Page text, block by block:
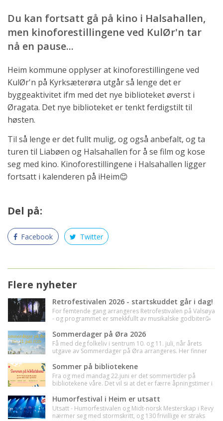
Du kan fortsatt gå på kino i Halsahallen,
men kinoforestillingene ved KulØr'n tar
nå en pause...
Heim kommune opplyser at kinoforestillingene ved
KulØr'n på Kyrksæterøra utgår så lenge det er
byggeaktivitet ifm med det nye biblioteket øverst i
Øragata. Det nye biblioteket er tenkt ferdigstilt til
høsten.
Til så lenge er det fullt mulig, og også anbefalt, og ta
turen til Liabøen og Halsahallen for å se film og kose
seg med kino. Kinoforestillingene i Halsahallen ligger
fortsatt i kalenderen på iHeim😊
Del på:
Facebook Twitter
Flere nyheter
Retrofestivalen 2026 - startskuddet går i dag!
For femtende gang arrangeres Retrofestivalen på Valsøya
- og programmet er smekkfullt av musikalske godbiter🥳
Sommerdager på Øra 2026
Få med deg folkeliv i sentrum 10. og 11. juli, når årets
utgave av Sommerdager på Øra arrangeres. Her finner
Sommer på bibliotekene
Fra og med mandag 22.juni er det sommertider på
bibliotekene våre. Det vil si at det er færre åpningstimer i
sommer :-)
Humorfestival i Heim er utsatt
Utsatt - Humorfestivalen og Midt-norsk Mesterskap i Revy
nærmer seg med stormskritt, og 130 frivillige er straks